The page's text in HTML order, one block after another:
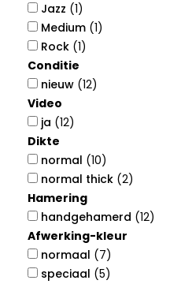
Jazz (1)
Medium (1)
Rock (1)
Conditie
nieuw (12)
Video
ja (12)
Dikte
normal (10)
normal thick (2)
Hamering
handgehamerd (12)
Afwerking-kleur
normaal (7)
speciaal (5)